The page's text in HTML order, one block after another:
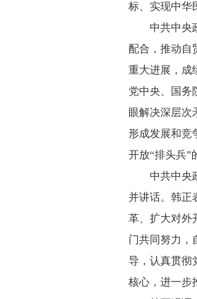
标、实现中华
中共中央政
配合，推动自
重大进展，成
党中央、国务
眼解决深层次
形成发展和竞
开放“排头兵”
中共中央政
并讲话。韩正
革、扩大对外
门共同努力，
导，认真贯彻
核心，进一步